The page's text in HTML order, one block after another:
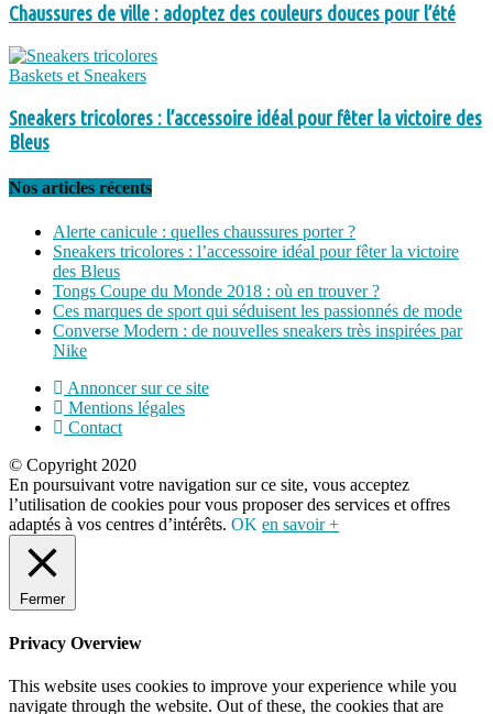
Chaussures de ville : adoptez des couleurs douces pour l’été
Baskets et Sneakers
Sneakers tricolores : l’accessoire idéal pour fêter la victoire des
Bleus
Nos articles récents
Alerte canicule : quelles chaussures porter ?
Sneakers tricolores : l’accessoire idéal pour fêter la victoire
des Bleus
Tongs Coupe du Monde 2018 : où en trouver ?
Ces marques de sport qui séduisent les passionnés de mode
Converse Modern : de nouvelles sneakers très inspirées par
Nike
Annoncer sur ce site
Mentions légales
Contact
© Copyright 2020
En poursuivant votre navigation sur ce site, vous acceptez
l’utilisation de cookies pour vous proposer des services et offres
adaptés à vos centres d’intérêts. OK en savoir +
Fermer
Privacy Overview
This website uses cookies to improve your experience while you
navigate through the website. Out of these, the cookies that are